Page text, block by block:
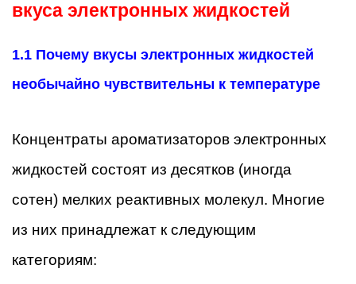
вкуса электронных жидкостей
1.1 Почему вкусы электронных жидкостей
необычайно чувствительны к температуре
Концентраты ароматизаторов электронных
жидкостей состоят из десятков (иногда
сотен) мелких реактивных молекул. Многие
из них принадлежат к следующим
категориям: